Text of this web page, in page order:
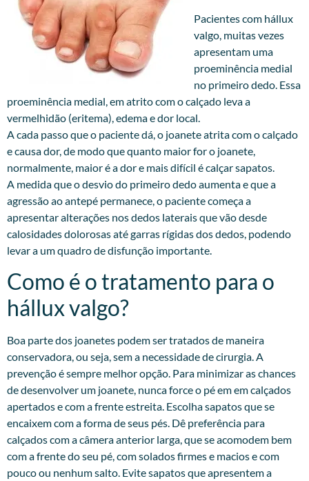
Pacientes com hállux
valgo, muitas vezes
apresentam uma
proeminência medial
no primeiro dedo. Essa
proeminência medial, em atrito com o calçado leva a
vermelhidão (eritema), edema e dor local.
A cada passo que o paciente dá, o joanete atrita com o calçado
e causa dor, de modo que quanto maior for o joanete,
normalmente, maior é a dor e mais difícil é calçar sapatos.
A medida que o desvio do primeiro dedo aumenta e que a
agressão ao antepé permanece, o paciente começa a
apresentar alterações nos dedos laterais que vão desde
calosidades dolorosas até garras rígidas dos dedos, podendo
levar a um quadro de disfunção importante.
Como é o tratamento para o
hállux valgo?
Boa parte dos joanetes podem ser tratados de maneira
conservadora, ou seja, sem a necessidade de cirurgia. A
prevenção é sempre melhor opção. Para minimizar as chances
de desenvolver um joanete, nunca force o pé em em calçados
apertados e com a frente estreita. Escolha sapatos que se
encaixem com a forma de seus pés. Dê preferência para
calçados com a câmera anterior larga, que se acomodem bem
com a frente do seu pé, com solados firmes e macios e com
pouco ou nenhum salto. Evite sapatos que apresentem a